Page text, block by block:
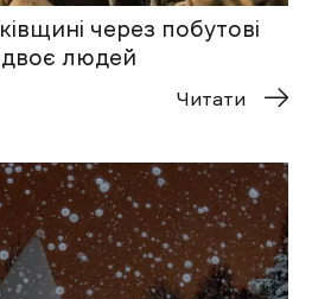
через побутові
двоє людей
Читати